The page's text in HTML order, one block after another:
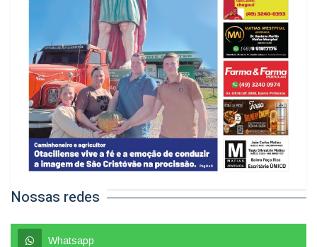
Nossas redes
Whatsapp